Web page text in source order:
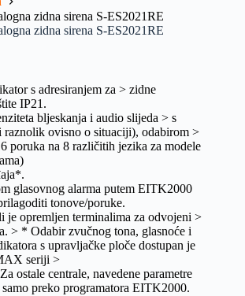
zidna sirena S-ES2021RE
zidna sirena S-ES2021RE
s adresiranjem za > zidne
IP21.
bljeskanja i audio slijeda > s
raznolik ovisno o situaciji), odabirom >
poruka na 8 različitih jezika za modele
glasovnog alarma putem EITK2000
tonove/poruke.
je opremljen terminalima za odvojeni >
> * Odabir zvučnog tona, glasnoće i
s upravljačke ploče dostupan je
seriji >
ostale centrale, navedene parametre
preko programatora EITK2000.